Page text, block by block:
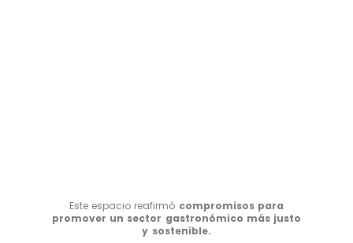
Este espacio reafirmó compromisos para
promover un sector gastronómico más justo
y sostenible.